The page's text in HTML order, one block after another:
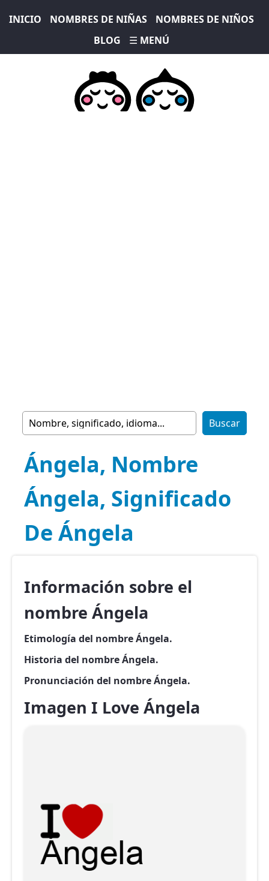
INICIO NOMBRES DE NIÑAS
NOMBRES DE NIÑOS
BLOG
☰ MENÚ
Ángela, Nombre
Ángela, Significado
De Ángela
Información sobre el
nombre Ángela
Etimología del nombre Ángela.
Historia del nombre Ángela.
Pronunciación del nombre Ángela.
Imagen I Love Ángela